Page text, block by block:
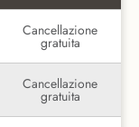
Cancellazione
gratuita
Cancellazione
gratuita